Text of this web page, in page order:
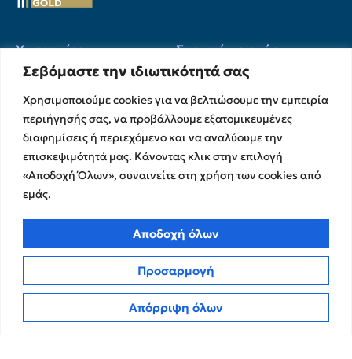
Σεβόμαστε την ιδιωτικότητά σας
Χρησιμοποιούμε cookies για να βελτιώσουμε την εμπειρία
περιήγησής σας, να προβάλλουμε εξατομικευμένες
διαφημίσεις ή περιεχόμενο και να αναλύουμε την
επισκεψιμότητά μας. Κάνοντας κλικ στην επιλογή
«Αποδοχή Όλων», συναινείτε στη χρήση των cookies από
εμάς.
Προσαρμογή
Απόρριψη όλων
Αποδοχή όλων
Υπηρεσίες
Υπηρεσίες Ελέγχου &
Χρηματοικοικονομικές &
Συμβουλευτικές Υπηρεσίες
Υπηρεσίες Ανάπτυξης και
Καινοτομίας
Λογιστικές & Φορολογικές
Υπηρεσίες
Σχετικά με εμάς
Ο Όμιλος
Η Ομάδα μας
Ευκαιρίες Καριέρας
Στρατηγικές Συνεργασίες
Memberships
Insights
Άρθρα
ΜΜΕ
Πολιτική Απορρήτου
Όροι Χρήσης
Πολιτική Cookies